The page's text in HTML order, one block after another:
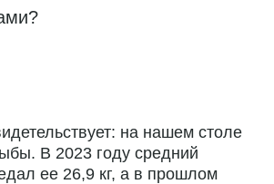
на нашем столе
В 2023 году средний
ее 26,9 кг, а в прошлом